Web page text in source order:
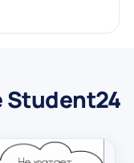
Student24